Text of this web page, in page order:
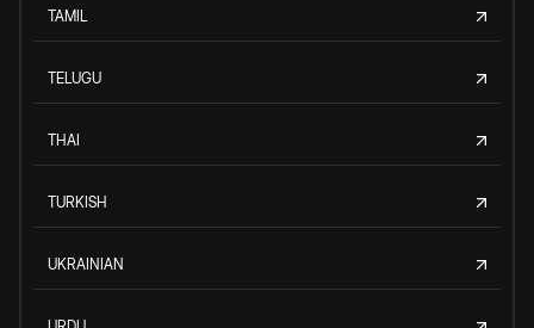
TAMIL
TELUGU
THAI
TURKISH
UKRAINIAN